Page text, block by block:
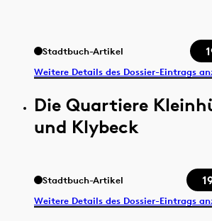
Stadtbuch-Artikel
Weitere Details des Dossier-Eintrags
Die Quartiere
und Klybeck
Stadtbuch-Artikel
Weitere Details des Dossier-Eintrags